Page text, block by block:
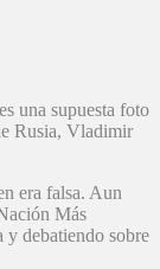
una supuesta foto
Rusia, Vladimir
era falsa. Aun
Más
debatiendo sobre